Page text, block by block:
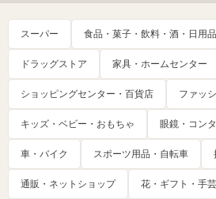
スーパー 食品・菓子・飲料・酒・日用
ドラッグストア 家具・ホームセンター
ショッピングセンター・百貨店 ファッ
キッズ・ベビー・おもちゃ 眼鏡・コン
車・バイク スポーツ用品・自転車
通販・ネットショップ 花・ギフト・手芸